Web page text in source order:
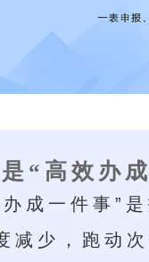
“高效办
办成一件事”
减少，跑动